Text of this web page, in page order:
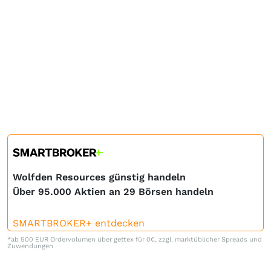
Wolfden Resources günstig handeln
Über 95.000 Aktien an 29 Börsen handeln
SMARTBROKER+ entdecken
*ab 500 EUR Ordervolumen über gettex für 0€, zzgl. marktüblicher Spreads und
Zuwendungen